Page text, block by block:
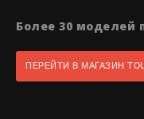
Более 30 моделей
ПЕРЕЙТИ В МАГАЗИН